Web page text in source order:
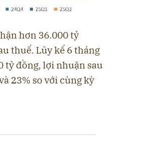
hơn 36.000 tỷ
thuế. Lũy kế 6 tháng
tỷ đồng, lợi nhuận sau
23% so với cùng kỳ